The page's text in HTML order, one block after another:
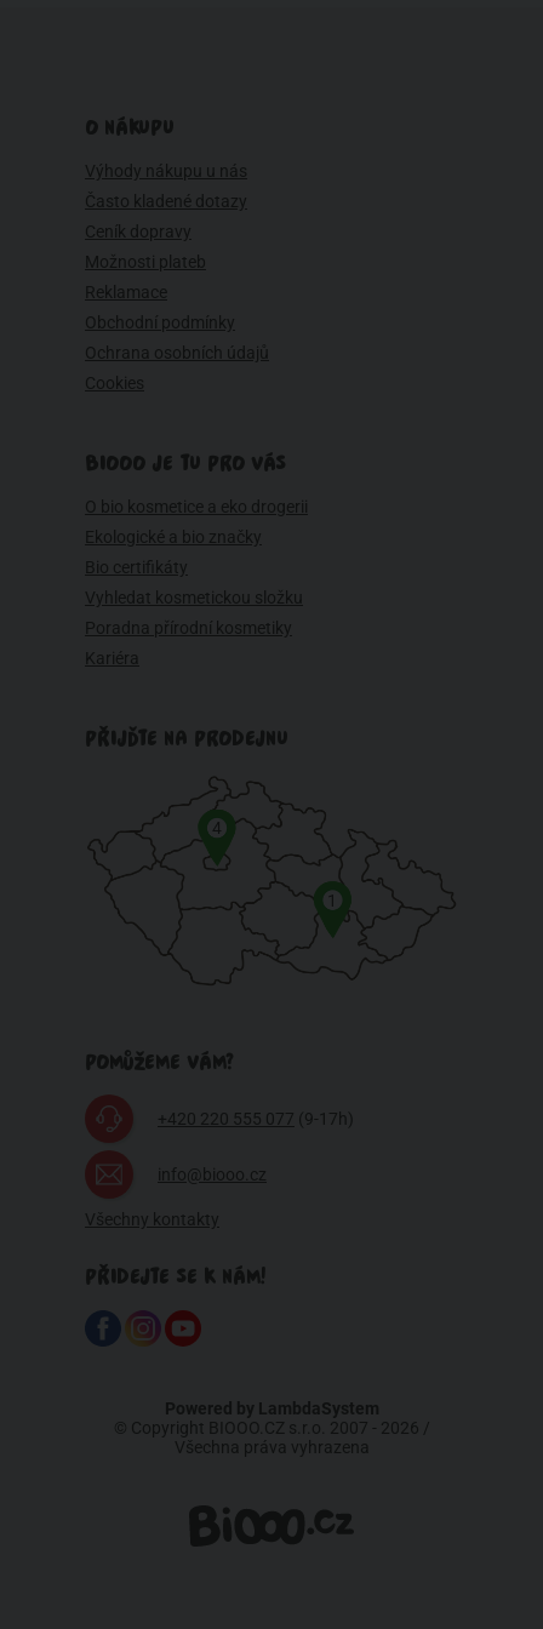
O NÁKUPU
Výhody nákupu u nás
Často kladené dotazy
Ceník dopravy
Možnosti plateb
Reklamace
Obchodní podmínky
Ochrana osobních údajů
Cookies
BIOOO JE TU PRO VÁS
O bio kosmetice a eko drogerii
Ekologické a bio značky
Bio certifikáty
Vyhledat kosmetickou složku
Poradna přírodní kosmetiky
Kariéra
PŘIJĎTE NA PRODEJNU
1
4
POMŮŽEME VÁM?
+420 220 555 077 (9-17h)
info@biooo.cz
Všechny kontakty
PŘIDEJTE SE K NÁM!
Powered by LambdaSystem
© Copyright BIOOO.CZ s.r.o. 2007 - 2026 /
Všechna práva vyhrazena